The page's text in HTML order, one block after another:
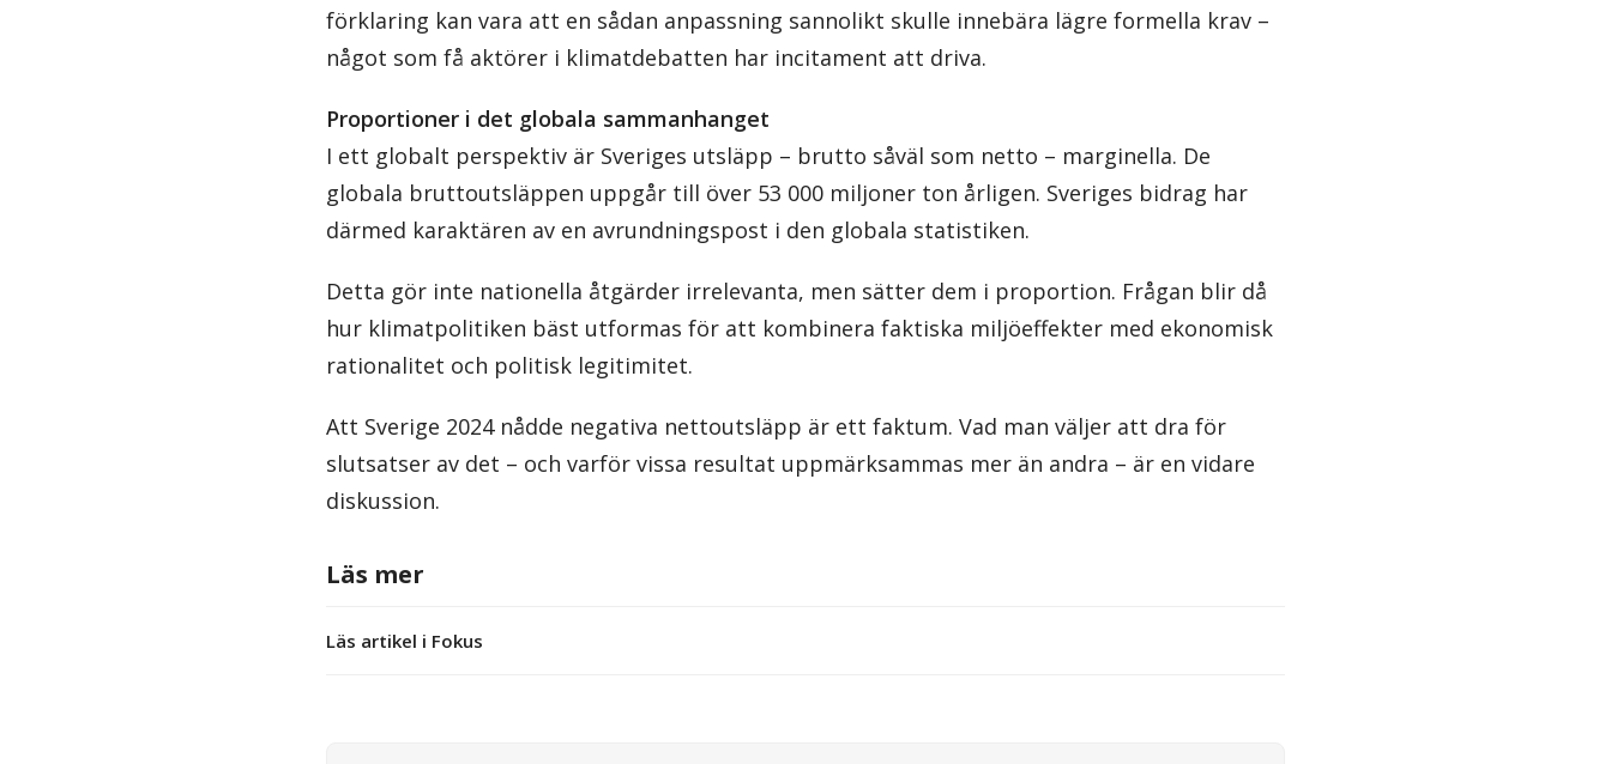
förklaring kan vara att en sådan anpassning sannolikt skulle innebära lägre formella krav –
något som få aktörer i klimatdebatten har incitament att driva.
Proportioner i det globala sammanhanget
I ett globalt perspektiv är Sveriges utsläpp – brutto såväl som netto – marginella. De
globala bruttoutsläppen uppgår till över 53 000 miljoner ton årligen. Sveriges bidrag har
därmed karaktären av en avrundningspost i den globala statistiken.
Detta gör inte nationella åtgärder irrelevanta, men sätter dem i proportion. Frågan blir då
hur klimatpolitiken bäst utformas för att kombinera faktiska miljöeffekter med ekonomisk
rationalitet och politisk legitimitet.
Att Sverige 2024 nådde negativa nettoutsläpp är ett faktum. Vad man väljer att dra för
slutsatser av det – och varför vissa resultat uppmärksammas mer än andra – är en vidare
diskussion.
Läs mer
Läs artikel i Fokus